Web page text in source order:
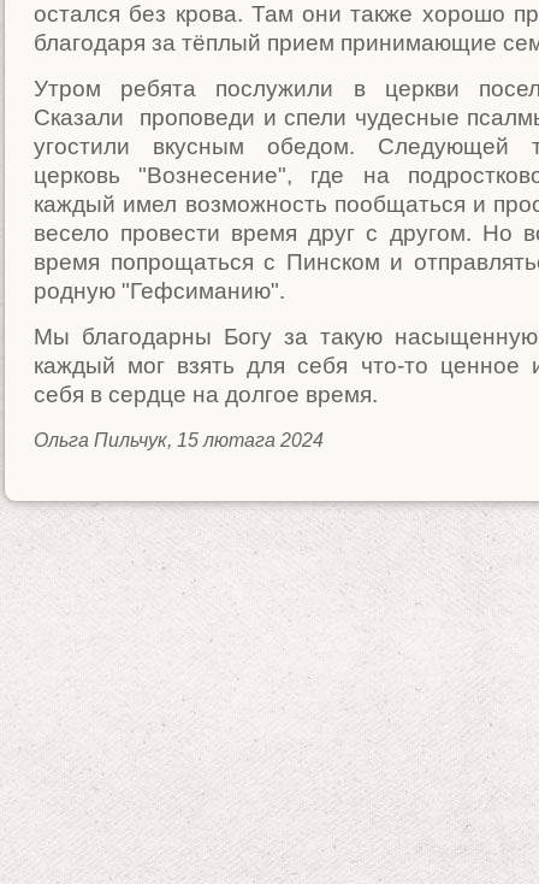
остался без крова. Там они также хорошо
благодаря за тёплый прием принимающие
Утром ребята послужили в церкви
Сказали проповеди и спели чудесные
угостили вкусным обедом. Следующей
церковь "Вознесение", где на
каждый имел возможность пообщаться и
весело провести время друг с другом. Но
время попрощаться с Пинском и
родную "Гефсиманию".
Мы благодарны Богу за такую насыщенную
каждый мог взять для себя что-то ценное
себя в сердце на долгое время.
Ольга Пильчук, 15 лютага 2024